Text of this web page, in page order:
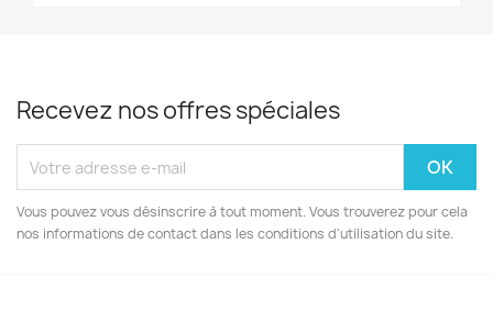
Recevez nos offres spéciales
Vous pouvez vous désinscrire à tout moment. Vous trouverez pour cela
nos informations de contact dans les conditions d'utilisation du site.